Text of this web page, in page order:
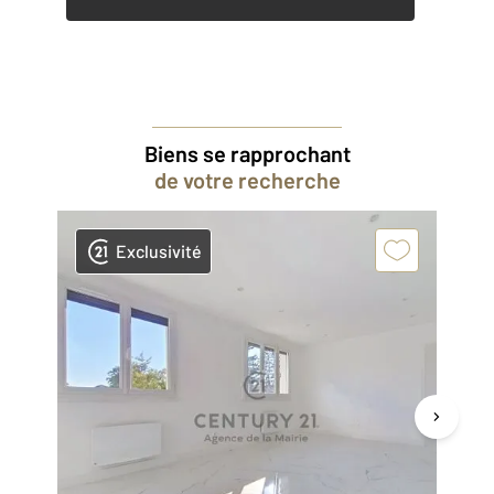
Biens se rapprochant
de votre recherche
Exclusivité